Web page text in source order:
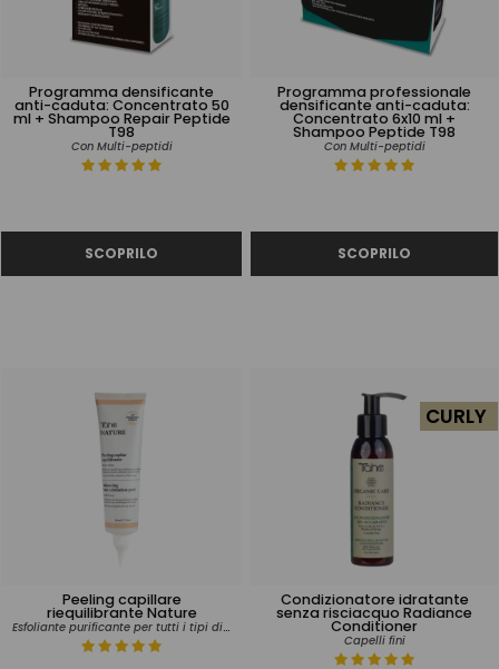
Programma densificante
anti-caduta: Concentrato 50
ml + Shampoo Repair Peptide
T98
Con Multi-peptidi
Programma professionale
densificante anti-caduta:
Concentrato 6x10 ml +
Shampoo Peptide T98
Con Multi-peptidi
Peeling capillare
riequilibrante Nature
Esfoliante purificante per tutti i tipi di capelli e cuoio capelluto
Condizionatore idratante
senza risciacquo Radiance
Conditioner
Capelli fini
CURLY